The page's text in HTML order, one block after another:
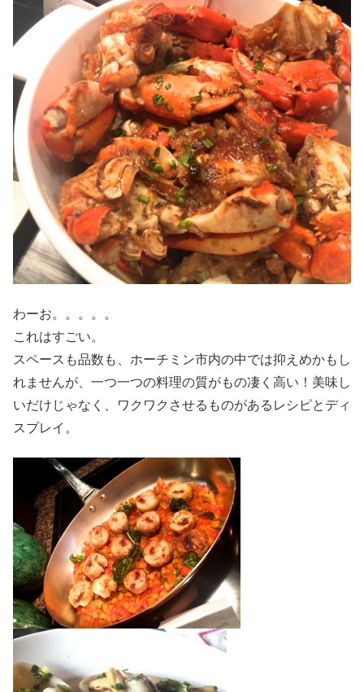
わーお。。。。。
これはすごい。
スペースも品数も、ホーチミン市内の中では抑えめかもし
れませんが、一つ一つの料理の質がもの凄く高い！美味し
いだけじゃなく、ワクワクさせるものがあるレシピとディ
スプレイ。